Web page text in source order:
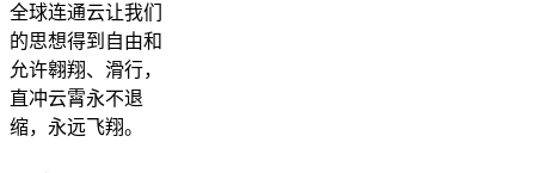
全球连通云让我们
的思想得到自由和
允许翱翔、滑行，
直冲云霄永不退
缩，永远飞翔。